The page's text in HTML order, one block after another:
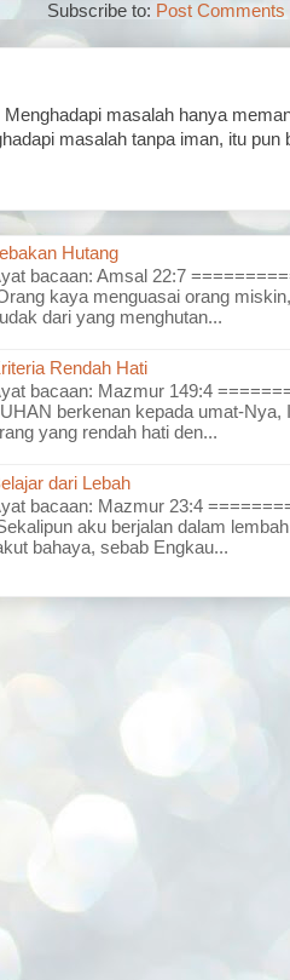
Subscribe to: Post Comments
masalah hanya
masalah tanpa iman, itu
Hutang
bacaan: Amsal 22:7
kaya menguasai orang
dari yang menghutan...
Rendah Hati
bacaan: Mazmur 149:4
berkenan kepada umat-Nya,
yang rendah hati den...
dari Lebah
bacaan: Mazmur 23:4
aku berjalan dalam
bahaya, sebab Engkau...